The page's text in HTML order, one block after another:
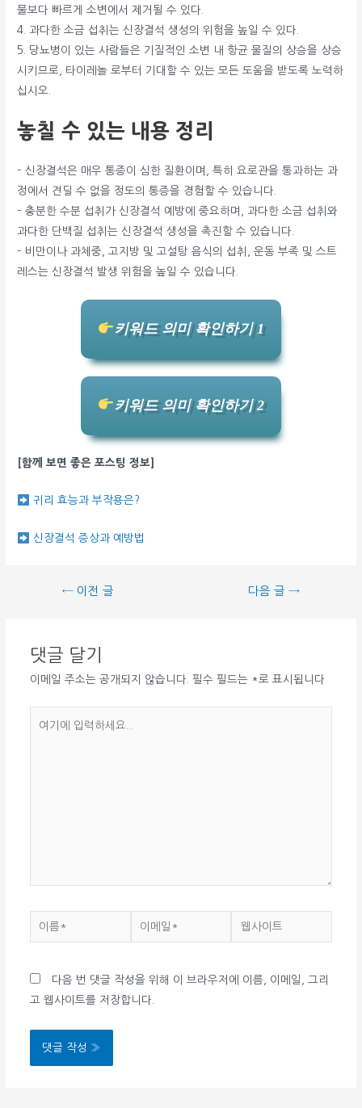
물보다 빠르게 소변에서 제거될 수 있다.
4. 과다한 소금 섭취는 신장결석 생성의 위험을 높일 수 있다.
5. 당뇨병이 있는 사람들은 기질적인 소변 내 항균 물질의 상승을 상승
시키므로, 타이레놀 로부터 기대할 수 있는 모든 도움을 받도록 노력하
십시오.
놓칠 수 있는 내용 정리
– 신장결석은 매우 통증이 심한 질환이며, 특히 요로관을 통과하는 과
정에서 견딜 수 없을 정도의 통증을 경험할 수 있습니다.
– 충분한 수분 섭취가 신장결석 예방에 중요하며, 과다한 소금 섭취와
과다한 단백질 섭취는 신장결석 생성을 촉진할 수 있습니다.
– 비만이나 과체중, 고지방 및 고설탕 음식의 섭취, 운동 부족 및 스트
레스는 신장결석 발생 위험을 높일 수 있습니다.
키워드 의미 확인하기 1
키워드 의미 확인하기 2
[함께 보면 좋은 포스팅 정보]
귀리 효능과 부작용은?
신장결석 증상과 예방법
←이전 글 다음 글→
댓글 달기
이메일 주소는 공개되지 않습니다. 필수 필드는 *로 표시됩니다
*
트
다음 번 댓글 작성을 위해 이 브라우저에 이름, 이메일, 그리
고 웹사이트를 저장합니다.